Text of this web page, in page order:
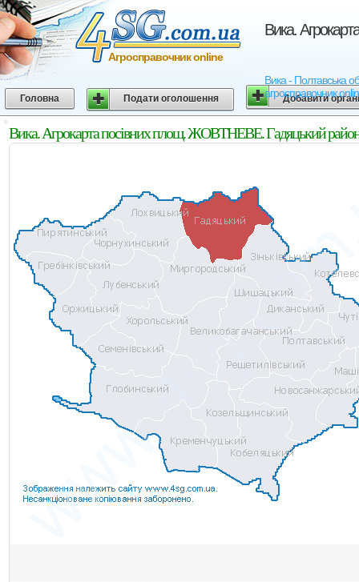
Вика.
Вика - Полтавська
агросправочник
Агросправочник online
Головна Подати оголошення Добавити
Вика. Агрокарта посівних площ. ЖОВТНЕВЕ. Гадяцький район.